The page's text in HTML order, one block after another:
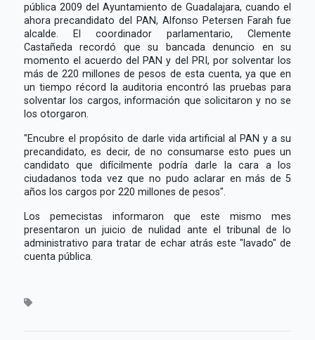
pública 2009 del Ayuntamiento de Guadalajara, cuando el
ahora precandidato del PAN, Alfonso Petersen Farah fue
alcalde. El coordinador parlamentario, Clemente
Castañeda recordó que su bancada denuncio en su
momento el acuerdo del PAN y del PRI, por solventar los
más de 220 millones de pesos de esta cuenta, ya que en
un tiempo récord la auditoria encontró las pruebas para
solventar los cargos, información que solicitaron y no se
los otorgaron.
"Encubre el propósito de darle vida artificial al PAN y a su
precandidato, es decir, de no consumarse esto pues un
candidato que difícilmente podría darle la cara a los
ciudadanos toda vez que no pudo aclarar en más de 5
años los cargos por 220 millones de pesos".
Los pemecistas informaron que este mismo mes
presentaron un juicio de nulidad ante el tribunal de lo
administrativo para tratar de echar atrás este "lavado" de
cuenta pública.